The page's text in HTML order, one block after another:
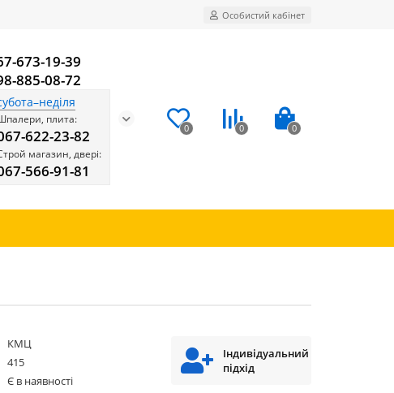
Особистий кабінет
673-19-39
885-08-72
плита:
622-23-82
магазин, двері:
566-91-81
0 0 0
КМЦ
415
Є в наявності
Індивідуальний
підхід